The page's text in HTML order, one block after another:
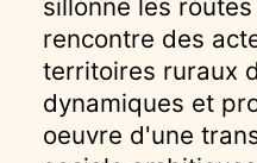
sillonne les
rencontre des
territoires ruraux
dynamiques et
oeuvre d'une